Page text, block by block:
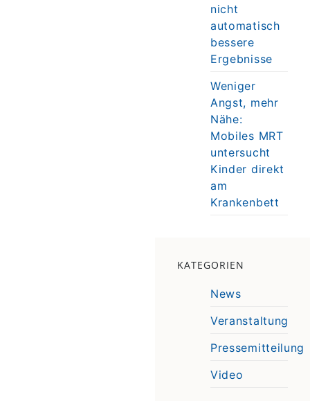
nicht
automatisch
bessere
Ergebnisse
Weniger
Angst, mehr
Nähe:
Mobiles MRT
untersucht
Kinder direkt
am
Krankenbett
KATEGORIEN
News
Veranstaltung
Pressemitteilung
Video